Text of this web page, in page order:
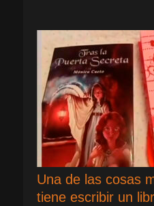
Una de las cosas
tiene escribir un